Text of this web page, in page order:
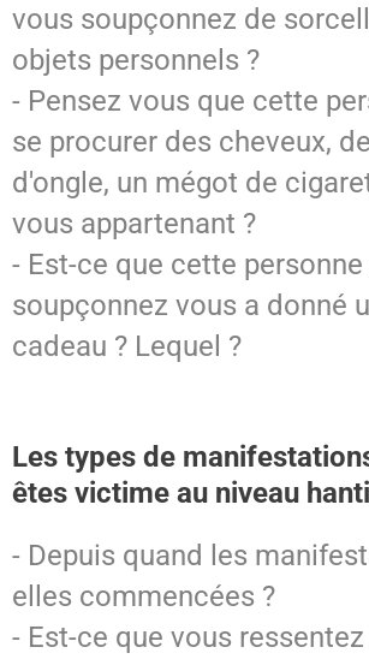
vous soupçonnez de
objets personnels ?
- Pensez vous que cette
se procurer des cheveux,
d'ongle, un mégot de
vous appartenant ?
- Est-ce que cette
soupçonnez vous a donné
cadeau ? Lequel ?
Les types de
êtes victime au niveau
- Depuis quand les
elles commencées ?
- Est-ce que vous